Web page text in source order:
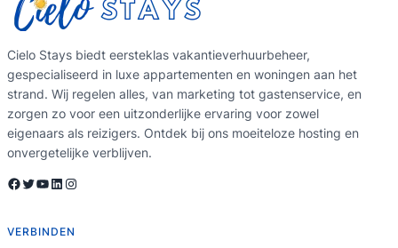
Cielo Stays biedt eersteklas vakantieverhuurbeheer,
gespecialiseerd in luxe appartementen en woningen aan het
strand. Wij regelen alles, van marketing tot gastenservice, en
zorgen zo voor een uitzonderlijke ervaring voor zowel
eigenaars als reizigers. Ontdek bij ons moeiteloze hosting en
onvergetelijke verblijven.
Facebook Twitter YouTube LinkedIn Instagram
VERBINDEN